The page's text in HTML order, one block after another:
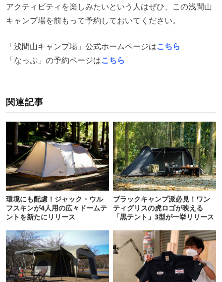
アクティビティを楽しみたいという人はぜひ、この浅間山
キャンプ場を前もって予約しておいてください。
「浅間山キャンプ場」公式ホームページはこちら
「なっぷ」の予約ページはこちら
関連記事
環境にも配慮！ジャック・ウル
フスキンが4人用の広々ドームテ
ントを新たにリリース
ブラックキャンプ派必見！ワン
ティグリスの虎ロゴが映える
「黒テント」3型が一挙リリース